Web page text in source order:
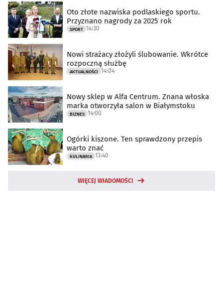
Oto złote nazwiska podlaskiego sportu.
Przyznano nagrody za 2025 rok
SPORT 14:30
Nowi strażacy złożyli ślubowanie. Wkrótce
rozpoczną służbę
AKTUALNOŚCI 14:04
Nowy sklep w Alfa Centrum. Znana włoska
marka otworzyła salon w Białymstoku
BIZNES 14:00
Ogórki kiszone. Ten sprawdzony przepis
warto znać
KULINARIA 13:40
WIĘCEJ WIADOMOŚCI